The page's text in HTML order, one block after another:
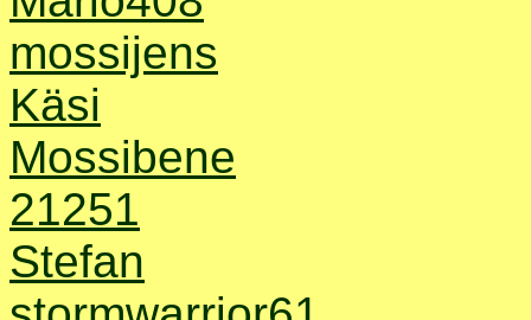
mossijens
Käsi
Mossibene
21251
Stefan